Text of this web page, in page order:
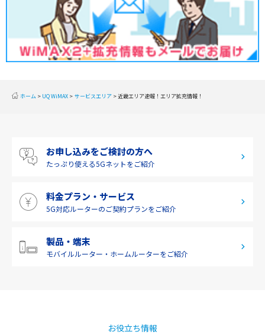
甲信越
北陸
九州・沖縄
ホーム UQ WiMAX サービスエリア 近畿エリア速報！エリア拡充情報！
お申し込みをご検討の方へ
たっぷり使える5Gネットをご紹介
料金プラン・サービス
5G対応ルーターのご契約プランをご紹介
製品・端末
モバイルルーター・ ホームルーターをご紹介
お役立ち情報